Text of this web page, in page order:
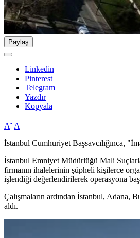
Paylaş
Linkedin
Pinterest
Telegram
Yazdır
Kopyala
A- A+
İstanbul Cumhuriyet Başsavcılığınca,
İstanbul Emniyet Müdürlüğü Mali
firmanın ihalelerinin şüpheli kişilerce
işlendiği değerlendirilerek operasyona
Çalışmaların ardından İstanbul, Adana,
aldı.